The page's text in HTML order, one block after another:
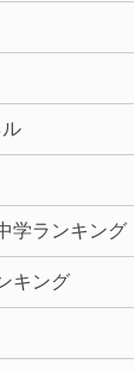
学ランキング
キング